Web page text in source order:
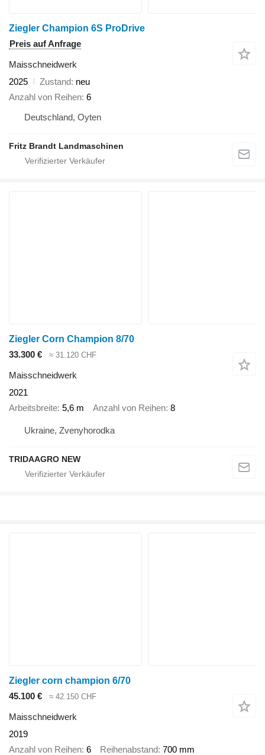
Ziegler Champion 6S ProDrive
Preis auf Anfrage
Maisschneidwerk
2025
Zustand neu
Anzahl von Reihen 6
Deutschland, Oyten
Fritz Brandt Landmaschinen
Ziegler Corn Champion 8/70
33.300 €
≈ 31.120 CHF
Maisschneidwerk
2021
Arbeitsbreite 5,6 m Anzahl von Reihen 8
Ukraine, Zvenyhorodka
TRIDAAGRO NEW
Ziegler corn champion 6/70
45.100 €
≈ 42.150 CHF
Maisschneidwerk
2019
Anzahl von Reihen 6 Reihenabstand 700 mm